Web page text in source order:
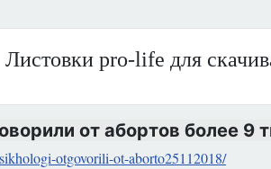
Листовки pro-life для
от абортов более
otgovorili-ot-aborto25112018/